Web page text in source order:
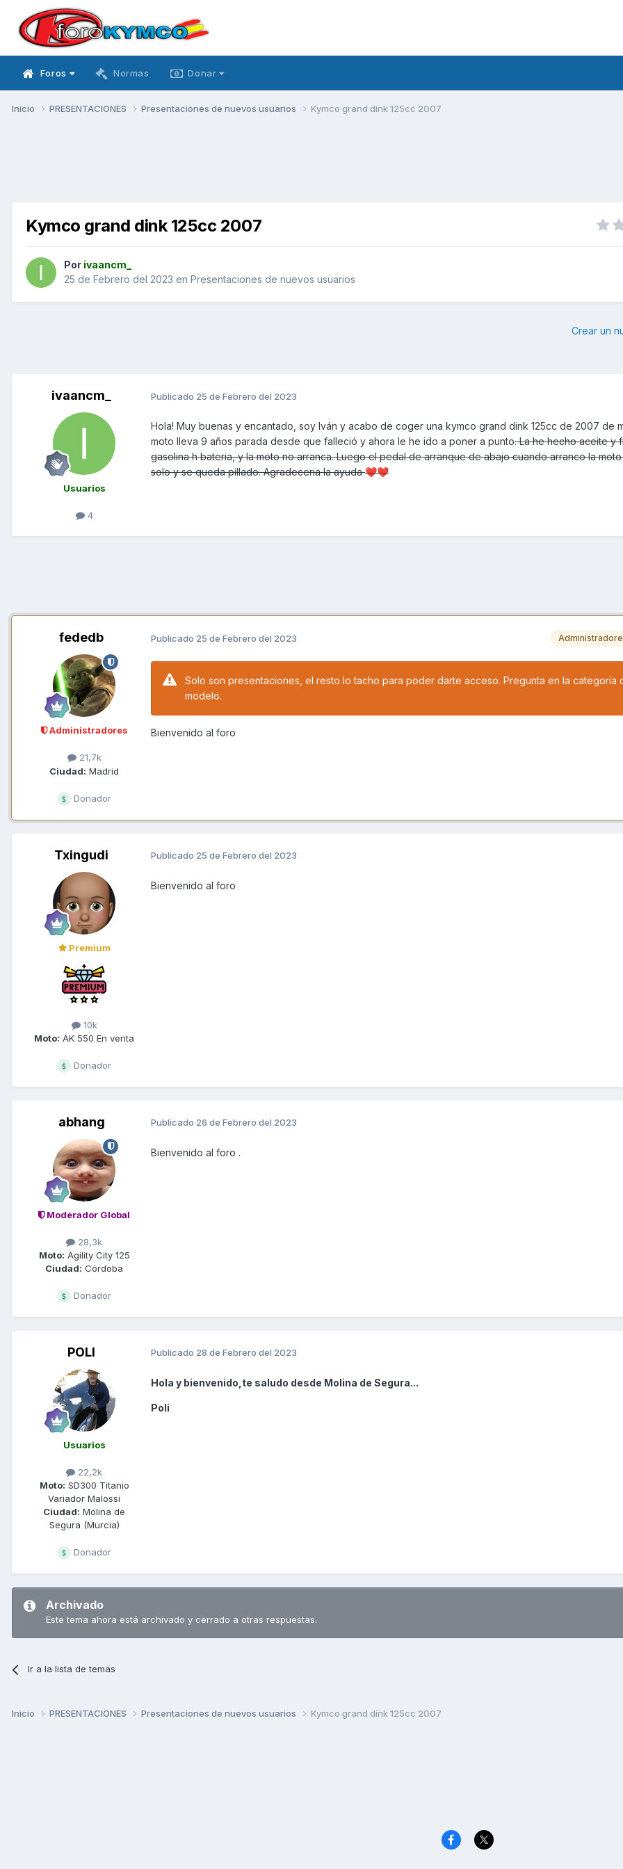
Foros Normas Donar
Inicio PRESENTACIONES Presentaciones de nuevos usuarios Kymco grand dink 125cc 2007
Kymco grand dink 125cc 2007
Por ivaancm_
25 de Febrero del 2023 en Presentaciones de nuevos usuarios
Crear un
ivaancm_
Usuarios
4
Publicado 25 de Febrero del 2023
Hola! Muy buenas y encantado, soy Iván y acabo de coger una kymco grand dink 125cc de 2007 de
moto lleva 9 años parada desde que falleció y ahora le he ido a poner a punto. La he hecho aceite y
gasolina h bateria, y la moto no arranca. Luego el pedal de arranque de abajo cuando arranco la
solo y se queda pillado. Agradeceria la ayuda❤️❤️
fededb
Administradores
21,7k
Ciudad: Madrid
Donador
Publicado 25 de Febrero del 2023
Solo son presentaciones, el resto lo tacho para poder darte acceso. Pregunta en la categoría
modelo.
Bienvenido al foro
Txingudi
Premium
10k
Moto: AK 550 En venta
Donador
Publicado 25 de Febrero del 2023
Bienvenido al foro
abhang
Moderador Global
28,3k
Moto: Agility City 125
Ciudad: Córdoba
Donador
Publicado 26 de Febrero del 2023
Bienvenido al foro .
POLI
Usuarios
22,2k
Moto: SD300 Titanio
Variador Malossi
Ciudad: Molina de
Segura (Murcia)
Donador
Publicado 28 de Febrero del 2023
Hola y bienvenido,te saludo desde Molina de Segura...
Poli
Archivado
Este tema ahora está archivado y cerrado a otras respuestas.
Ir a la lista de temas
Inicio PRESENTACIONES Presentaciones de nuevos usuarios Kymco grand dink 125cc 2007